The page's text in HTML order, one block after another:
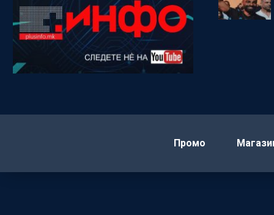
Промо